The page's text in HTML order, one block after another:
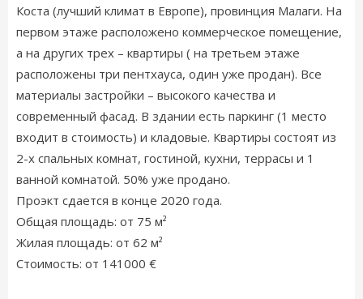
Коста (лучший климат в Европе), провинция Малаги. На
первом этаже расположено коммерческое помещение,
а на других трех – квартиры ( на третьем этаже
расположены три пентхауса, один уже продан). Все
материалы застройки – высокого качества и
современный фасад. В здании есть паркинг (1 место
входит в стоимость) и кладовые. Квартиры состоят из
2-х спальных комнат, гостиной, кухни, террасы и 1
ванной комнатой. 50% уже продано.
Проэкт сдается в конце 2020 года.
Общая площадь: от 75 м²
Жилая площадь: от 62 м²
Стоимость: от 141000 €